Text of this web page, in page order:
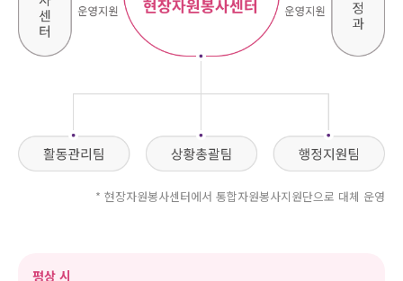
* 현장자원봉사센터에서 통합자원봉사지원단으로 대체 운영
평상 시